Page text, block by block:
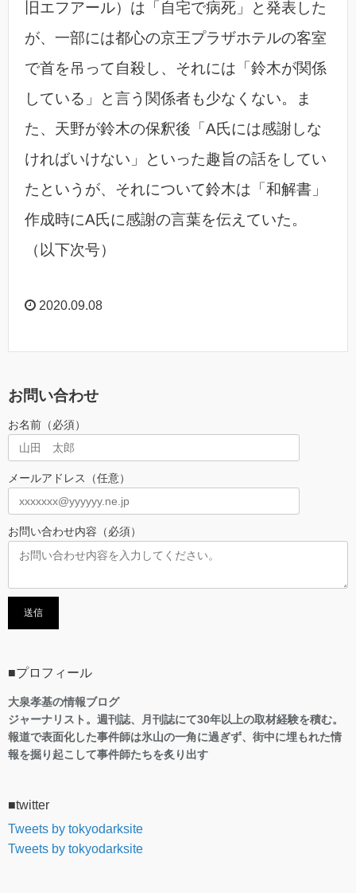
旧エフアール）は「自宅で病死」と発表した
が、一部には都心の京王プラザホテルの客室
で首を吊って自殺し、それには「鈴木が関係
している」と言う関係者も少なくない。ま
た、天野が鈴木の保釈後「A氏には感謝しな
ければいけない」といった趣旨の話をしてい
たというが、それについて鈴木は「和解書」
作成時にA氏に感謝の言葉を伝えていた。
（以下次号）
2020.09.08
お問い合わせ
お名前（必須）
メールアドレス（任意）
お問い合わせ内容（必須）
■プロフィール
大泉孝基の情報ブログ
ジャーナリスト。週刊誌、月刊誌にて30年以上の取材経験を積む。
報道で表面化した事件師は氷山の一角に過ぎず、街中に埋もれた情
報を掘り起こして事件師たちを炙り出す
■twitter
Tweets by tokyodarksite
Tweets by tokyodarksite